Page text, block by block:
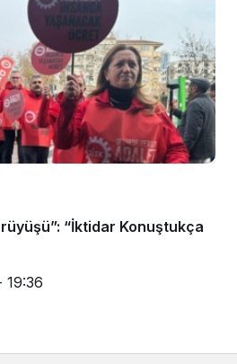
“İktidar Konuştukça
19:36